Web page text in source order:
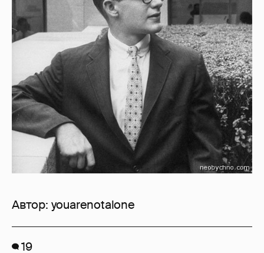
Автор: youarenotalone
19